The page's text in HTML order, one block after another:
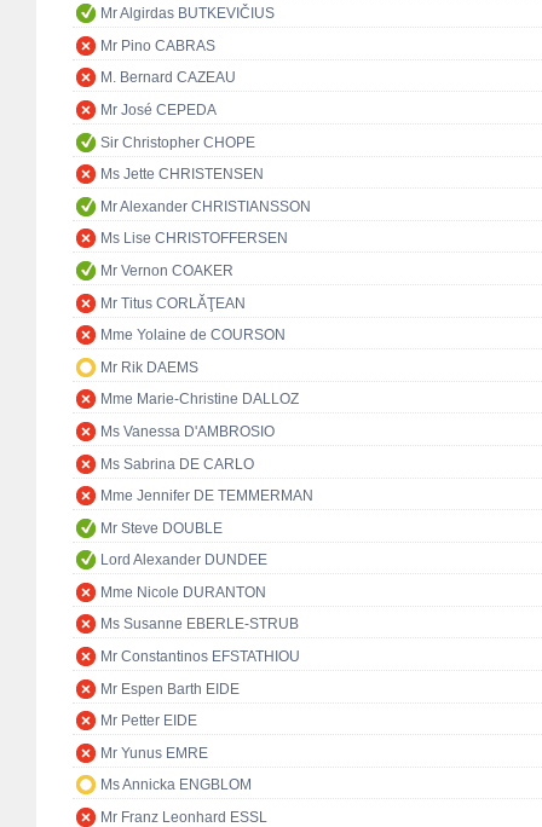
Mr Algirdas BUTKEVIČIUS
Mr Pino CABRAS
M. Bernard CAZEAU
Mr José CEPEDA
Sir Christopher CHOPE
Ms Jette CHRISTENSEN
Mr Alexander CHRISTIANSSON
Ms Lise CHRISTOFFERSEN
Mr Vernon COAKER
Mr Titus CORLĂŢEAN
Mme Yolaine de COURSON
Mr Rik DAEMS
Mme Marie-Christine DALLOZ
Ms Vanessa D'AMBROSIO
Ms Sabrina DE CARLO
Mme Jennifer DE TEMMERMAN
Mr Steve DOUBLE
Lord Alexander DUNDEE
Mme Nicole DURANTON
Ms Susanne EBERLE-STRUB
Mr Constantinos EFSTATHIOU
Mr Espen Barth EIDE
Mr Petter EIDE
Mr Yunus EMRE
Ms Annicka ENGBLOM
Mr Franz Leonhard ESSL